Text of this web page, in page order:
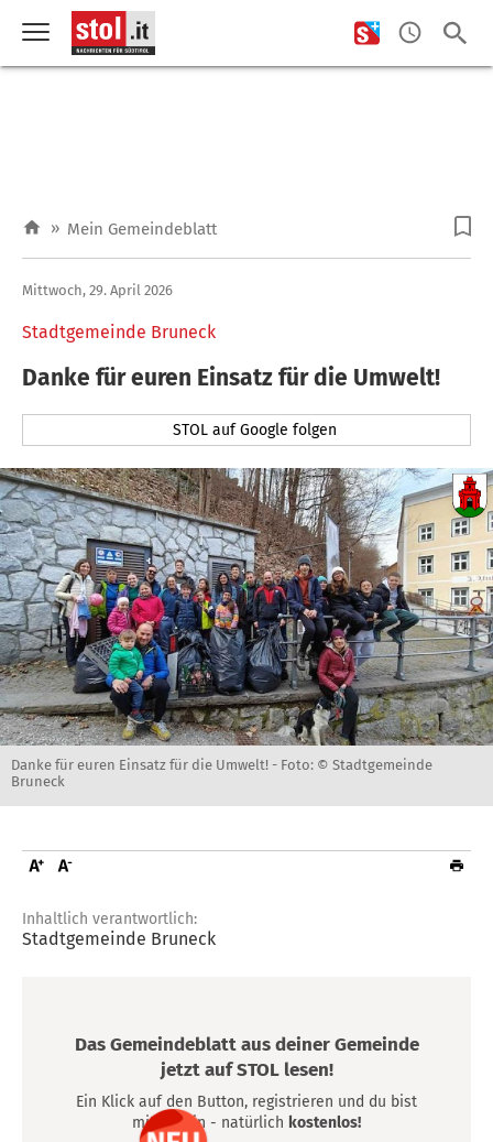
» Mein Gemeindeblatt
Stadtgemeinde Bruneck
Mittwoch, 29. April 2026
Danke für euren Einsatz für die Umwelt!
STOL auf Google folgen
Danke für euren Einsatz für die Umwelt! - Foto: © Stadtgemeinde
Bruneck
Inhaltlich verantwortlich:
Stadtgemeinde Bruneck
Das Gemeindeblatt aus deiner Gemeinde
jetzt auf STOL lesen!
Ein Klick auf den Button, registrieren und du bist
mittendrin - natürlich kostenlos!